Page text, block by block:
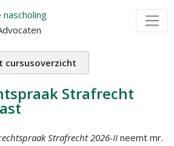
nascholing
cursusoverzicht
Strafrecht
Strafrecht 2026-II neemt mr.